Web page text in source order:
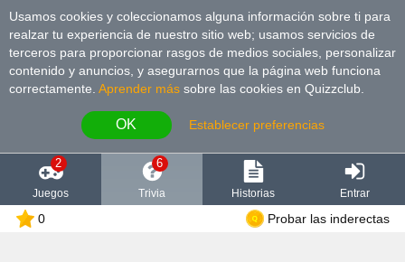
Usamos cookies y coleccionamos alguna información sobre ti para
realzar tu experiencia de nuestro sitio web; usamos servicios de
terceros para proporcionar rasgos de medios sociales, personalizar
contenido y anuncios, y asegurarnos que la página web funciona
correctamente. Aprender más sobre las cookies en Quizzclub.
OK Establecer preferencias
2
Juegos
6
Trivia Historias Entrar
0 Probar las inderectas